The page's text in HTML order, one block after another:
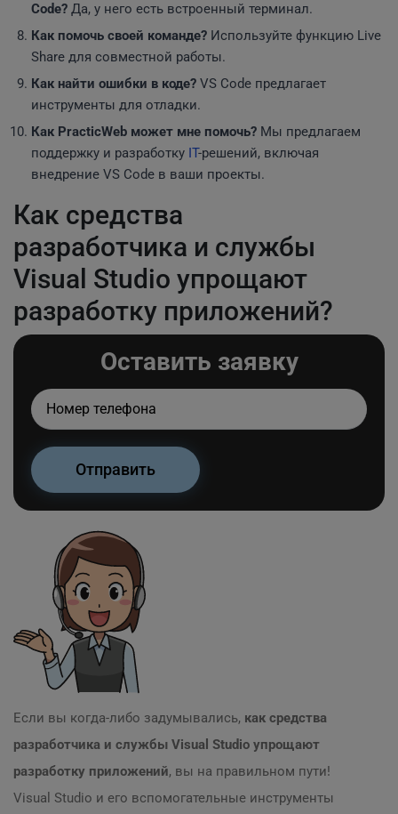
Code? Да, у него есть встроенный терминал.
Как помочь своей команде? Используйте функцию Live
Share для совместной работы.
Как найти ошибки в коде? VS Code предлагает
инструменты для отладки.
Как PracticWeb может мне помочь? Мы предлагаем
поддержку и разработку IT-решений, включая
внедрение VS Code в ваши проекты.
Как средства
разработчика и службы
Visual Studio упрощают
разработку приложений?
Оставить заявку
Если вы когда-либо задумывались, как средства
разработчика и службы Visual Studio упрощают
разработку приложений, вы на правильном пути!
Visual Studio и его вспомогательные инструменты